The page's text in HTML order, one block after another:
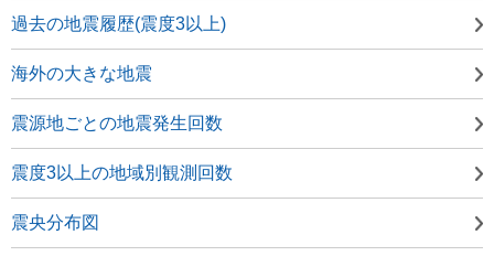
過去の地震履歴(震度3以上)
海外の大きな地震
震源地ごとの地震発生回数
震度3以上の地域別観測回数
震央分布図